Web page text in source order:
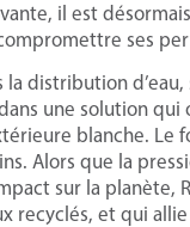
il est
ses
distribution
une solution
blanche.
Alors que la
sur la planète,
recyclés, et qui